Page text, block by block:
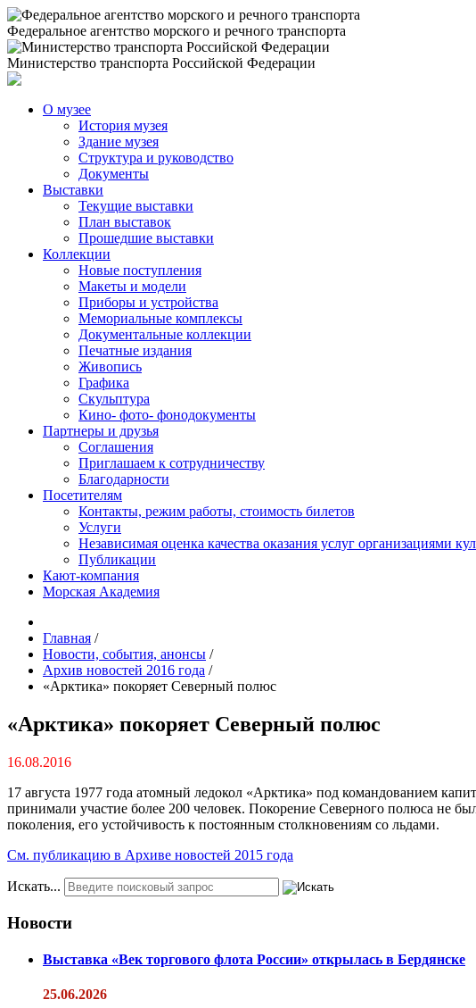
Федеральное агентство морского и речного транспорта
Министерство транспорта Российской Федерации
О музее
История музея
Здание музея
Структура и руководство
Документы
Выставки
Текущие выставки
План выставок
Прошедшие выставки
Коллекции
Новые поступления
Макеты и модели
Приборы и устройства
Мемориальные комплексы
Документальные коллекции
Печатные издания
Живопись
Графика
Скульптура
Кино- фото- фонодокументы
Партнеры и друзья
Соглашения
Приглашаем к сотрудничеству
Благодарности
Посетителям
Контакты, режим работы, стоимость билетов
Услуги
Независимая оценка качества оказания услуг организациями
Публикации
Кают-компания
Морская Академия
Главная /
Новости, события, анонсы /
Архив новостей 2016 года /
«Арктика» покоряет Северный полюс
«Арктика» покоряет Северный полюс
16.08.2016
17 августа 1977 года атомный ледокол «Арктика» под командованием
принимали участие более 200 человек. Покорение Северного полюса не
поколения, его устойчивость к постоянным столкновениям со льдами.
См. публикацию в Архиве новостей 2015 года
Искать...
Новости
Выставка «Век торгового флота России» открылась в Бердянске
25.06.2026